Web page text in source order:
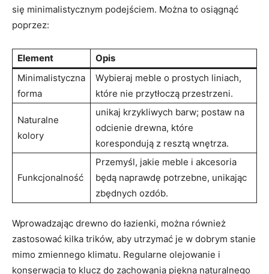
się minimalistycznym podejściem. Można to osiągnąć
poprzez:
Element
Opis
Minimalistyczna
forma
Wybieraj meble o prostych liniach,
które nie przytłoczą przestrzeni.
Naturalne
kolory
unikaj krzykliwych barw; postaw na
odcienie drewna, które
korespondują z resztą wnętrza.
Funkcjonalność
Przemyśl, jakie meble i akcesoria
będą naprawdę potrzebne, unikając
zbędnych ozdób.
Wprowadzając drewno do łazienki, można również
zastosować kilka trików, aby utrzymać je w dobrym stanie
mimo zmiennego klimatu. Regularne olejowanie i
konserwacja to klucz do zachowania piękna naturalnego